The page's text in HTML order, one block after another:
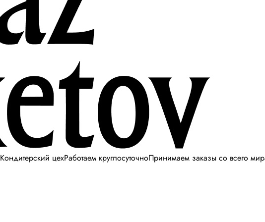
Кондитерский цехРаботаем круглосуточноПринимаем заказы со всего